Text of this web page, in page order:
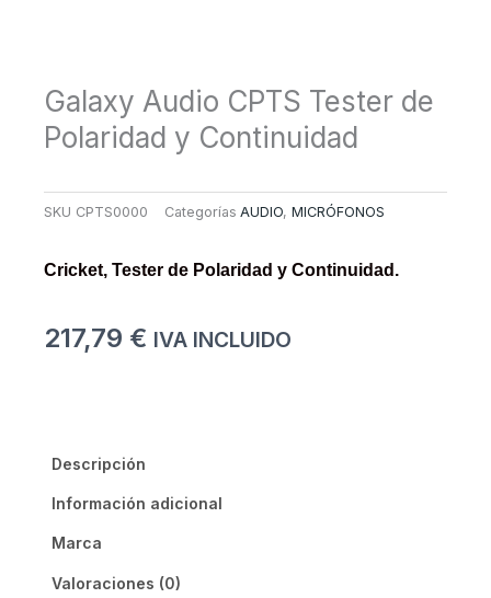
Galaxy Audio CPTS Tester de
Polaridad y Continuidad
SKU CPTS0000 Categorías AUDIO, MICRÓFONOS
Cricket, Tester de Polaridad y Continuidad.
217,79 € IVA INCLUIDO
Descripción
Información adicional
Marca
Valoraciones (0)